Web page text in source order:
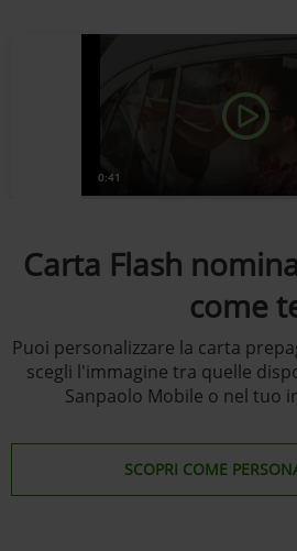
Carta Flash
come
Puoi personalizzare la carta
scegli l'immagine tra quelle
Sanpaolo Mobile o nel tuo
SCOPRI COME